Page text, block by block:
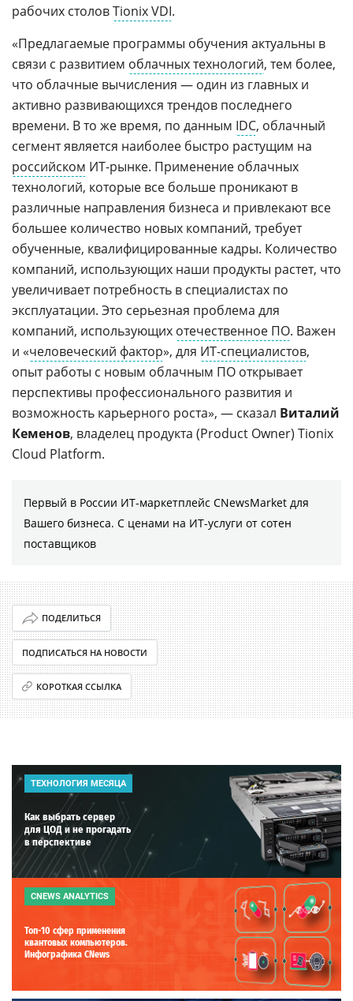
рабочих столовTionix VDI.
«Предлагаемые программы обучения актуальны в
связи с развитием облачных технологий, тем более,
что облачные вычисления — один из главных и
активно развивающихся трендов последнего
времени. В то же время, по данным IDC, облачный
сегмент является наиболее быстро растущим на
российском ИТ-рынке. Применение облачных
технологий, которые все больше проникают в
различные направления бизнеса и привлекают все
большее количество новых компаний, требует
обученные, квалифицированные кадры. Количество
компаний, использующих наши продукты растет, что
увеличивает потребность в специалистах по
эксплуатации. Это серьезная проблема для
компаний, использующих отечественное ПО. Важен
и «человеческий фактор», для ИТ-специалистов,
опыт работы с новым облачным ПО открывает
перспективы профессионального развития и
возможность карьерного роста», — сказал Виталий
Кеменов, владелец продукта (Product Owner) Tionix
Cloud Platform.
Первый в России ИТ-маркетплейс CNewsMarket для
Вашего бизнеса. С ценами на ИТ-услуги от сотен
поставщиков
ПОДЕЛИТЬСЯ
ПОДПИСАТЬСЯ НА НОВОСТИ
КОРОТКАЯ ССЫЛКА
ТЕХНОЛОГИЯ МЕСЯЦА
Как выбрать сервер
для ЦОД и не прогадать
в перспективе
CNEWS ANALYTICS
Топ-10 сфер применения
квантовых компьютеров.
Инфографика CNews